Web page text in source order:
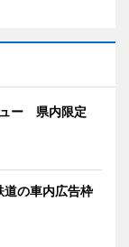
ー 県内限定
道の車内広告枠